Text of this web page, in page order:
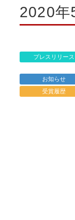
2020年
プレスリリース
お知らせ
受賞履歴